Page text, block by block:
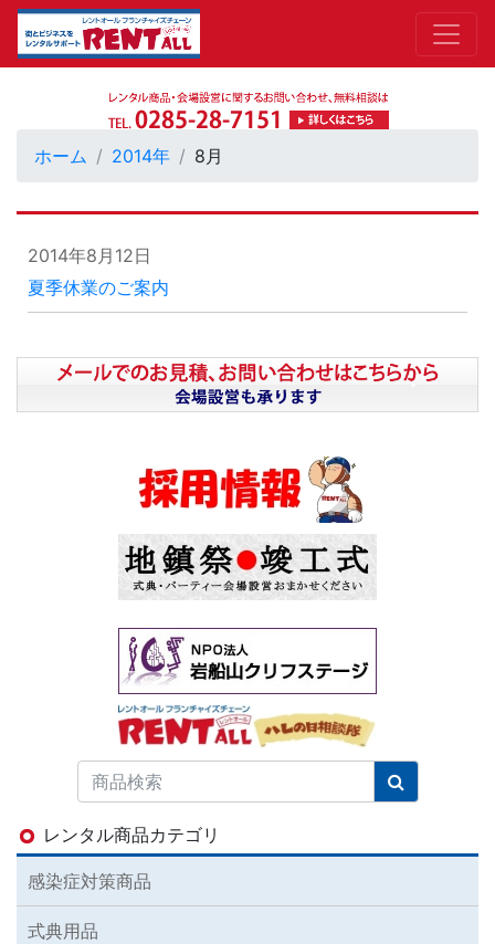
ホーム 2014年 8月
2014年8月12日
夏季休業のご案内
レンタル商品カテゴリ
感染症対策商品
式典用品